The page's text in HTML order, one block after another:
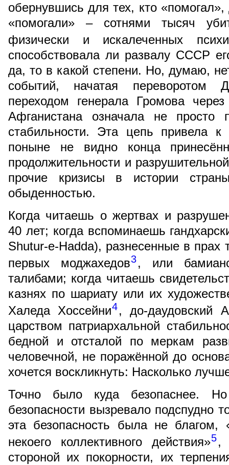
обернувшись для тех, кто
«помогали» – сотнями тысяч
физически и искалеченных
способствовала ли развалу СССР
да, то в какой степени. Но, думаю,
событий, начатая переворотом
переходом генерала Громова
Афганистана означала не просто
стабильности. Эта цепь привела
поныне не видно конца
продолжительности и
прочие кризисы в истории
обыденностью.
Когда читаешь о жертвах и
40 лет; когда вспоминаешь
Shutur-e-Hadda), разнесенные в
первых моджахедов3, или
талибами; когда читаешь
казнях по шариату или их
Халеда Хоссейни4, до-даудовский
царством патриархальной
бедной и отсталой по меркам
человечной, не поражённой до
хочется воскликнуть: Насколько
Точно было куда безопаснее.
безопасности вызревало подспудно
эта безопасность была не благом,
некоего коллективного действия»5,
стороной их покорности, их